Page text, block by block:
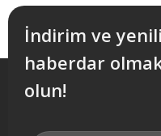
İndirim ve
haberdar
olun!